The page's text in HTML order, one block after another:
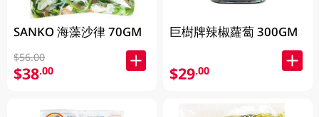
SANKO 海藻沙律 70GM
$56.00
$38.00
巨樹牌辣椒蘿蔔 300GM
$29.00